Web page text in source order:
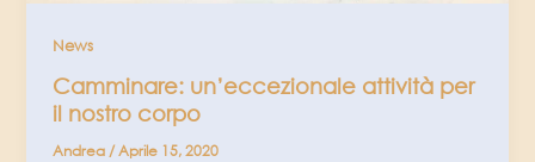
News
Camminare: un’eccezionale attività per
il nostro corpo
Andrea /Aprile 15, 2020